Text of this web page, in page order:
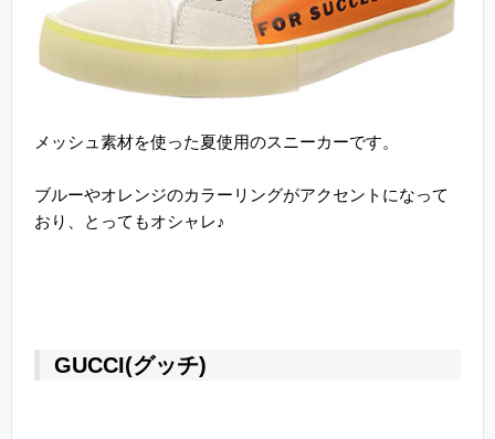
メッシュ素材を使った夏使用のスニーカーです。
ブルーやオレンジのカラーリングがアクセントになって
おり、とってもオシャレ♪
GUCCI(グッチ)